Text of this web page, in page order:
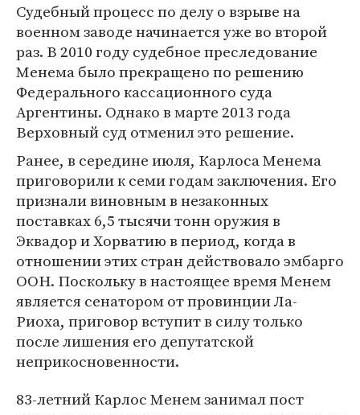
Судебный процесс по делу о взрыве на
военном заводе начинается уже во второй
раз. В 2010 году судебное преследование
Менема было прекращено по решению
Федерального кассационного суда
Аргентины. Однако в марте 2013 года
Верховный суд отменил это решение.
Ранее, в середине июля, Карлоса Менема
приговорили к семи годам заключения. Его
признали виновным в незаконных
поставках 6,5 тысячи тонн оружия в
Эквадор и Хорватию в период, когда в
отношении этих стран действовало эмбарго
ООН. Поскольку в настоящее время Менем
является сенатором от провинции Ла-
Риоха, приговор вступит в силу только
после лишения его депутатской
неприкосновенности.
83-летний Карлос Менем занимал пост